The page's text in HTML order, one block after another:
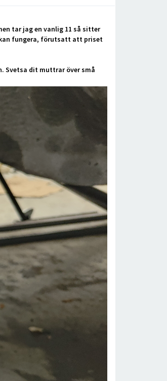
tar jag en vanlig 11 så sitter
kan fungera, förutsatt att priset
Svetsa dit muttrar över små